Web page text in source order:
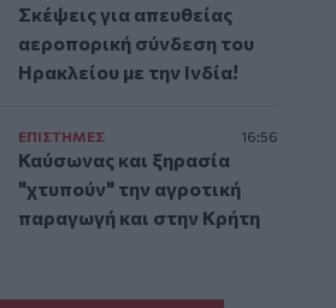
Σκέψεις για απευθείας
αεροπορική σύνδεση του
Ηρακλείου με την Ινδία!
ΕΠΙΣΤΗΜΕΣ 16:56
Καύσωνας και ξηρασία
"χτυπούν" την αγροτική
παραγωγή και στην Κρήτη